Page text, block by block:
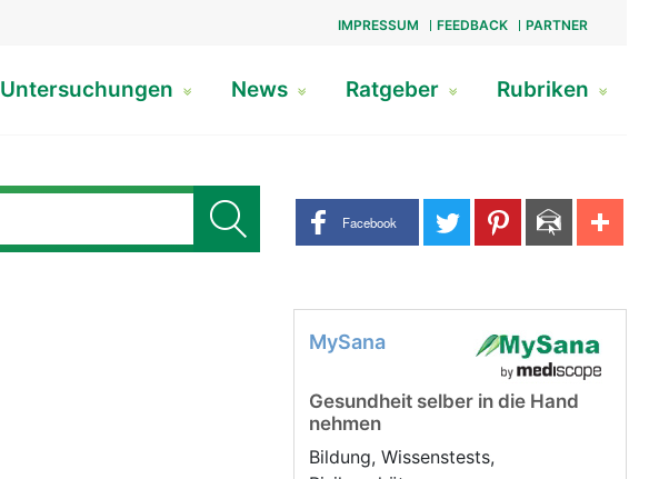
IMPRESSUM FEEDBACK PARTNER
Untersuchungen News Ratgeber Rubriken
Share buttons
Facebook
MySana
Gesundheit selber in die Hand
nehmen
Bildung, Wissenstests,